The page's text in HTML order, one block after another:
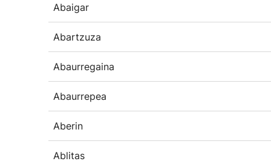
Abaigar
Abartzuza
Abaurregaina
Abaurrepea
Aberin
Ablitas